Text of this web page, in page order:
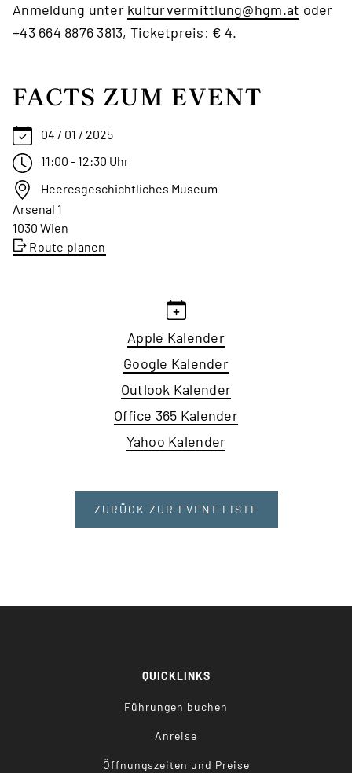
Anmeldung unter kulturvermittlung@hgm.at oder
+43 664 8876 3813, Ticketpreis: € 4.
FACTS ZUM EVENT
04 / 01 / 2025
11:00 - 12:30 Uhr
Heeresgeschichtliches Museum
Arsenal 1
1030 Wien
Route planen
Apple Kalender
Google Kalender
Outlook Kalender
Office 365 Kalender
Yahoo Kalender
ZURÜCK ZUR EVENT LISTE
QUICKLINKS
Führungen buchen
Anreise
Öffnungszeiten und Preise